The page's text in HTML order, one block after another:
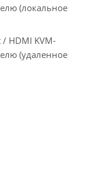
(локальное
/ HDMI KVM-
(удаленное